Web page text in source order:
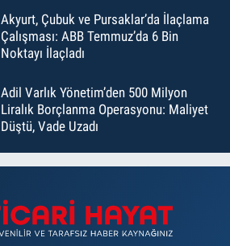
Akyurt, Çubuk ve Pursaklar’da İlaçlama
Çalışması: ABB Temmuz’da 6 Bin
Noktayı İlaçladı
Adil Varlık Yönetim’den 500 Milyon
Liralık Borçlanma Operasyonu: Maliyet
Düştü, Vade Uzadı